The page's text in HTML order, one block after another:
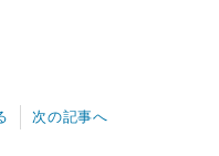
次の記事へ